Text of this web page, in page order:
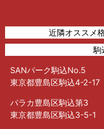
近隣オススメ
駒
SANパーク駒込No.5
東京都豊島区駒込4-2-17
パラカ豊島区駒込第3
東京都豊島区駒込3-5-1